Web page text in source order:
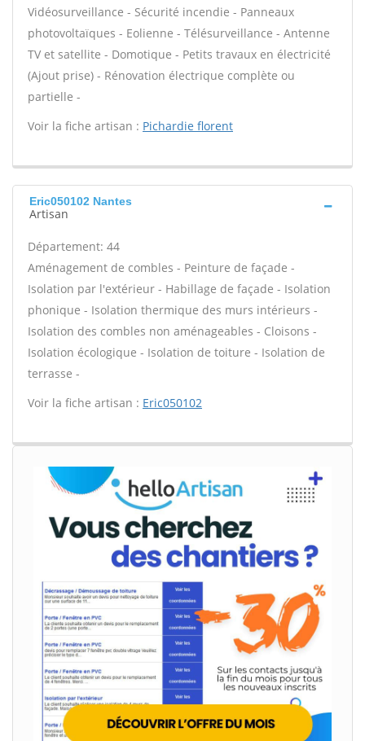
Vidéosurveillance - Sécurité incendie - Panneaux
photovoltaïques - Eolienne - Télésurveillance - Antenne
TV et satellite - Domotique - Petits travaux en électricité
(Ajout prise) - Rénovation électrique complète ou
partielle -
Voir la fiche artisan : Pichardie florent
Eric050102 Nantes
Artisan
Département: 44
Aménagement de combles - Peinture de façade -
Isolation par l'extérieur - Habillage de façade - Isolation
phonique - Isolation thermique des murs intérieurs -
Isolation des combles non aménageables - Cloisons -
Isolation écologique - Isolation de toiture - Isolation de
terrasse -
Voir la fiche artisan : Eric050102